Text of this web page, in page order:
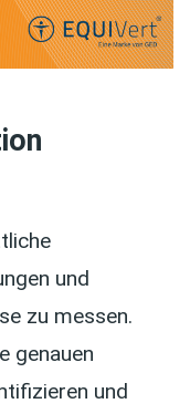
und
zu messen.
genauen
und